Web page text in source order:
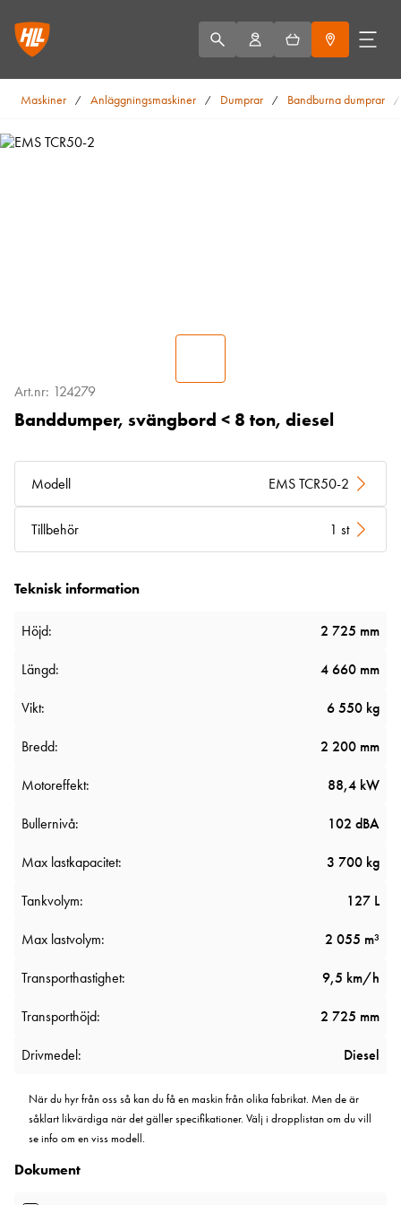
Maskiner / Anläggningsmaskiner / Dumprar / Bandburna dumprar
Art.nr: 124279
Banddumper, svängbord < 8 ton, diesel
Modell EMS TCR50-2
Tillbehör 1 st
Teknisk information
Höjd: 2 725 mm
Längd: 4 660 mm
Vikt: 6 550 kg
Bredd: 2 200 mm
Motoreffekt: 88,4 kW
Bullernivå: 102 dBA
Max lastkapacitet: 3 700 kg
Tankvolym: 127 L
Max lastvolym: 2 055 m³
Transporthastighet: 9,5 km/h
Transporthöjd: 2 725 mm
Drivmedel: Diesel
När du hyr från oss så kan du få en maskin från olika fabrikat. Men de är
såklart likvärdiga när det gäller specifikationer. Välj i dropplistan om du vill
se info om en viss modell.
Dokument